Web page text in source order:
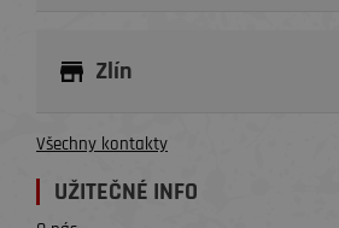
Zlín
Všechny kontakty
UŽITEČNÉ INFO